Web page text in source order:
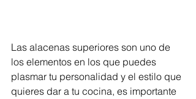
Las alacenas superiores son uno de
los elementos en los que puedes
plasmar tu personalidad y el estilo que
quieres dar a tu cocina, es importante